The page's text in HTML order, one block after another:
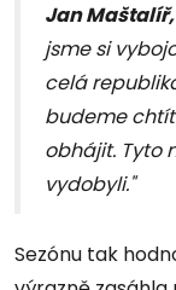
Jan Maštalíř,
jsme si
celá
budeme
obhájit. Tyto
vydobyli."
Sezónu tak